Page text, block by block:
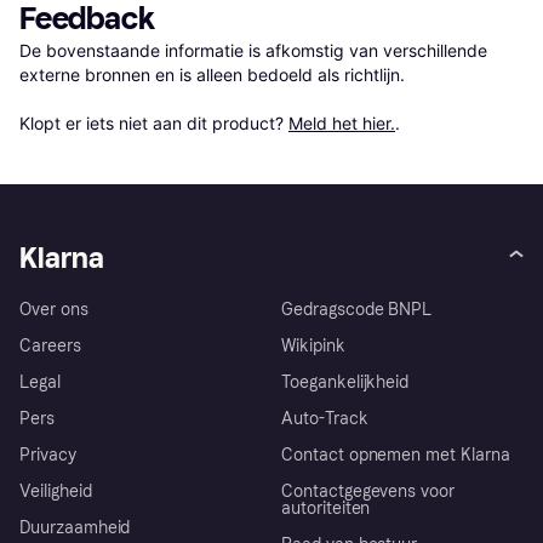
Feedback
De bovenstaande informatie is afkomstig van verschillende
externe bronnen en is alleen bedoeld als richtlijn.
Klopt er iets niet aan dit product? Meld het hier..
Klarna
Over ons
Careers
Legal
Pers
Privacy
Veiligheid
Duurzaamheid
Gedragscode BNPL
Wikipink
Toegankelijkheid
Auto-Track
Contact opnemen met Klarna
Contactgegevens voor
autoriteiten